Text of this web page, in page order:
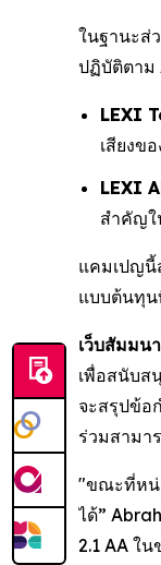
ในฐานะส่
ปฏิบัติตาม
LEXI
เสียงข
LEXI
สำคัญใ
แคมเปญนี้
แบบต้นทุ
เว็บสัมมน
เพื่อสนับส
จะสรุปข้อ
ร่วมสามา
"ขณะที่หน่
ได้”
2.1 AA ใ